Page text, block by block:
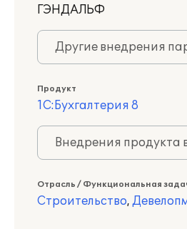
ГЭНДАЛЬФ
Другие внедрения
Продукт
1С:Бухгалтерия 8
Внедрения продукта
Отрасль / Функциональная
Строительство,